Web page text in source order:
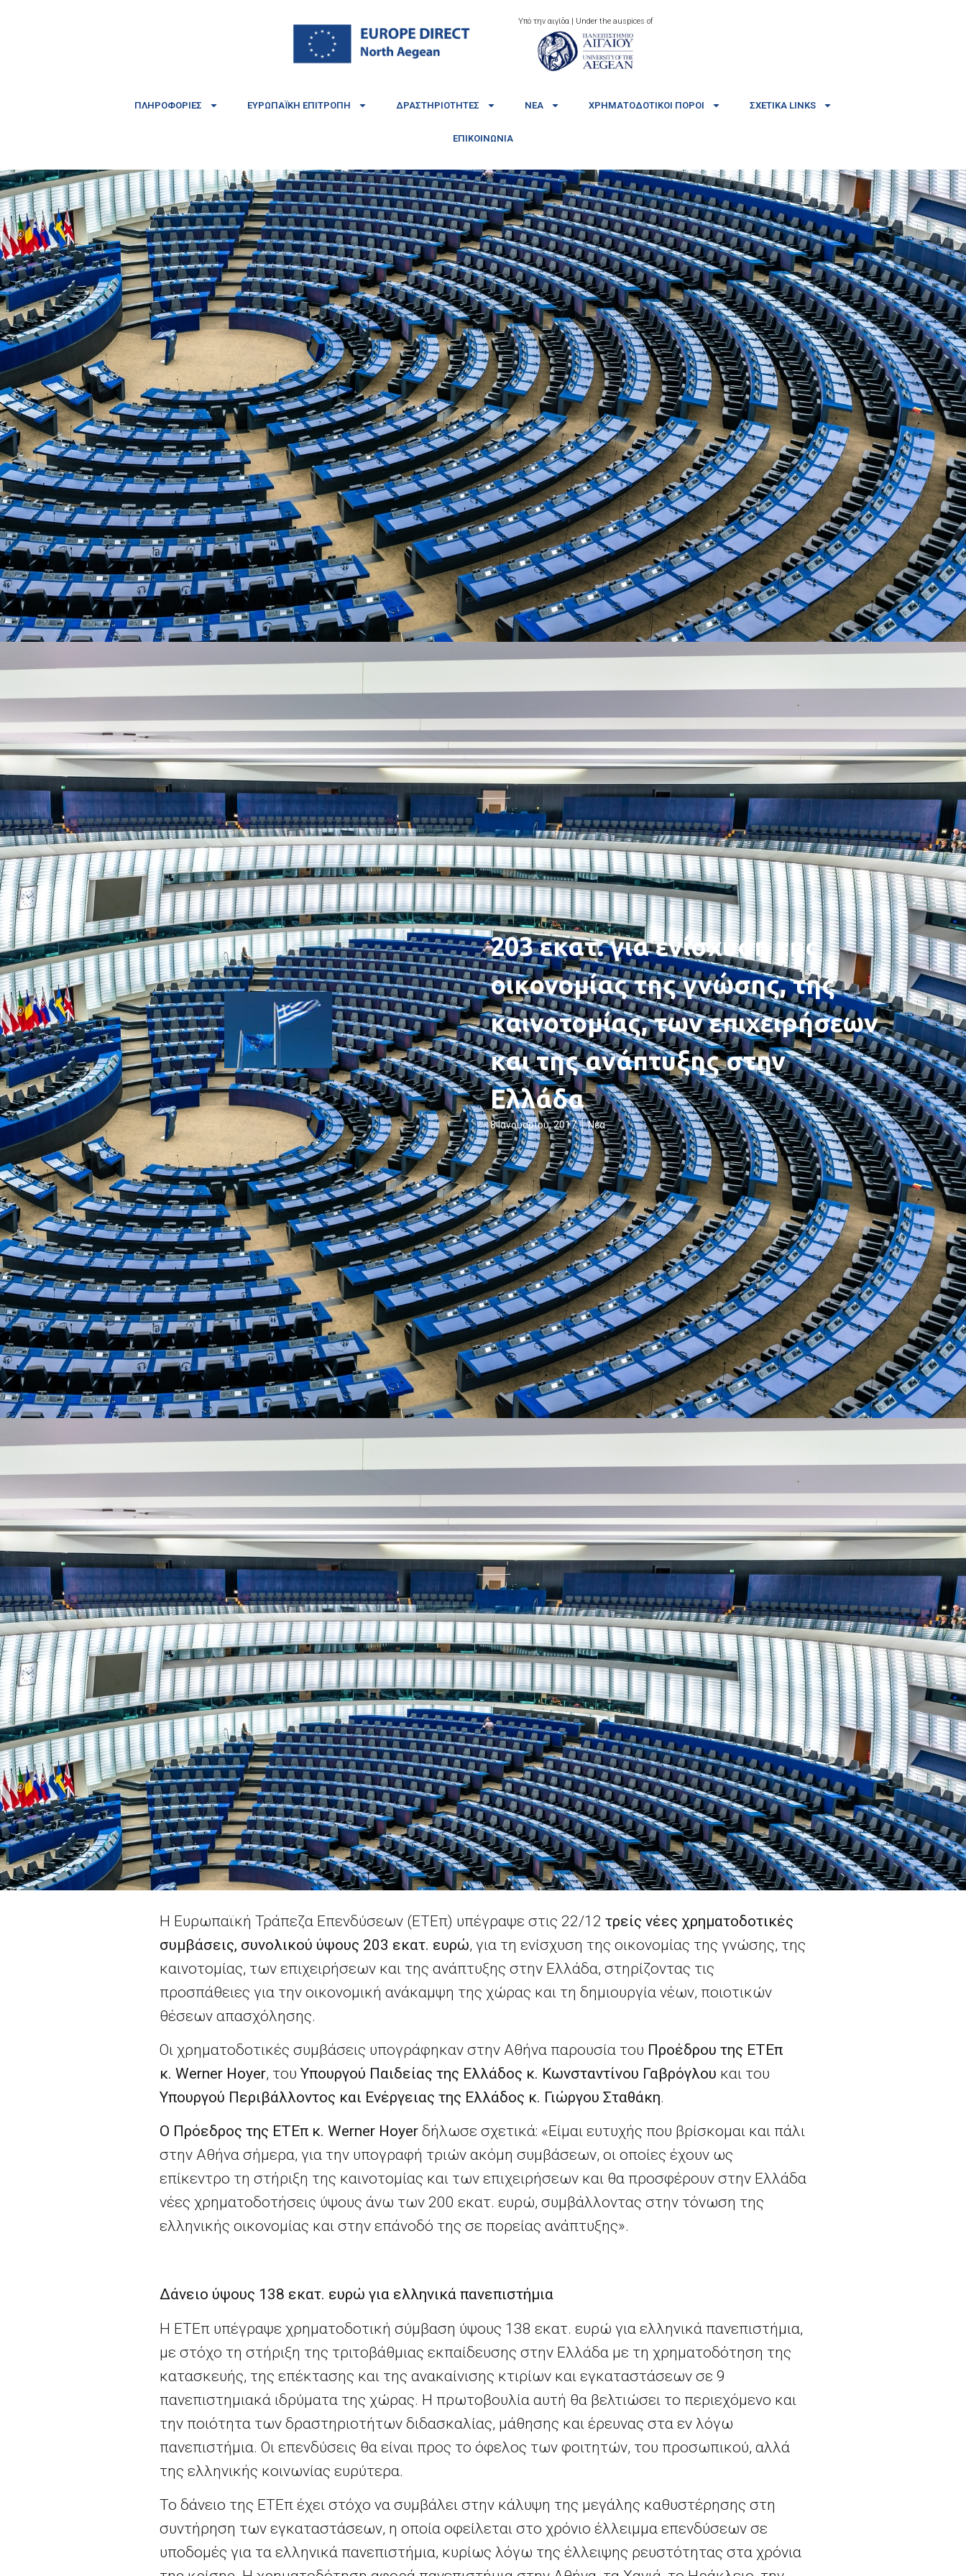
Υπό την αιγίδα | Under the auspices of
ΠΛΗΡΟΦΟΡΊΕΣ ΕΥΡΩΠΑΪΚΉ ΕΠΙΤΡΟΠΉ ΔΡΑΣΤΗΡΙΌΤΗΤΕΣ ΝΈΑ ΧΡΗΜΑΤΟΔΟΤΙΚΟΊ ΠΌΡΟΙ ΣΧΕΤΙΚΆ LINKS
ΕΠΙΚΟΙΝΩΝΊΑ
203 εκατ. για ενίσχυση της
οικονομίας της γνώσης, της
καινοτομίας, των επιχειρήσεων
και της ανάπτυξης στην
Ελλάδα
8 Ιανουαρίου, 2017 Νέα
Η Ευρωπαϊκή Τράπεζα Επενδύσεων (ΕΤΕπ) υπέγραψε στις 22/12 τρείς νέες χρηματοδοτικές
συμβάσεις, συνολικού ύψους 203 εκατ. ευρώ, για τη ενίσχυση της οικονομίας της γνώσης, της
καινοτομίας, των επιχειρήσεων και της ανάπτυξης στην Ελλάδα, στηρίζοντας τις
προσπάθειες για την οικονομική ανάκαμψη της χώρας και τη δημιουργία νέων, ποιοτικών
θέσεων απασχόλησης.
Οι χρηματοδοτικές συμβάσεις υπογράφηκαν στην Αθήνα παρουσία του Προέδρου της ΕΤΕπ
κ. Werner Hoyer, του Υπουργού Παιδείας της Ελλάδος κ. Κωνσταντίνου Γαβρόγλου και του
Υπουργού Περιβάλλοντος και Ενέργειας της Ελλάδος κ. Γιώργου Σταθάκη.
Ο Πρόεδρος της ΕΤΕπ κ. Werner Hoyer δήλωσε σχετικά: «Είμαι ευτυχής που βρίσκομαι και πάλι
στην Αθήνα σήμερα, για την υπογραφή τριών ακόμη συμβάσεων, οι οποίες έχουν ως
επίκεντρο τη στήριξη της καινοτομίας και των επιχειρήσεων και θα προσφέρουν στην Ελλάδα
νέες χρηματοδοτήσεις ύψους άνω των 200 εκατ. ευρώ, συμβάλλοντας στην τόνωση της
ελληνικής οικονομίας και στην επάνοδό της σε πορείας ανάπτυξης».
Δάνειο ύψους 138 εκατ. ευρώ για ελληνικά πανεπιστήμια
Η ΕΤΕπ υπέγραψε χρηματοδοτική σύμβαση ύψους 138 εκατ. ευρώ για ελληνικά πανεπιστήμια,
με στόχο τη στήριξη της τριτοβάθμιας εκπαίδευσης στην Ελλάδα με τη χρηματοδότηση της
κατασκευής, της επέκτασης και της ανακαίνισης κτιρίων και εγκαταστάσεων σε 9
πανεπιστημιακά ιδρύματα της χώρας. Η πρωτοβουλία αυτή θα βελτιώσει το περιεχόμενο και
την ποιότητα των δραστηριοτήτων διδασκαλίας, μάθησης και έρευνας στα εν λόγω
πανεπιστήμια. Οι επενδύσεις θα είναι προς το όφελος των φοιτητών, του προσωπικού, αλλά
της ελληνικής κοινωνίας ευρύτερα.
Το δάνειο της ΕΤΕπ έχει στόχο να συμβάλει στην κάλυψη της μεγάλης καθυστέρησης στη
συντήρηση των εγκαταστάσεων, η οποία οφείλεται στο χρόνιο έλλειμμα επενδύσεων σε
υποδομές για τα ελληνικά πανεπιστήμια, κυρίως λόγω της έλλειψης ρευστότητας στα χρόνια